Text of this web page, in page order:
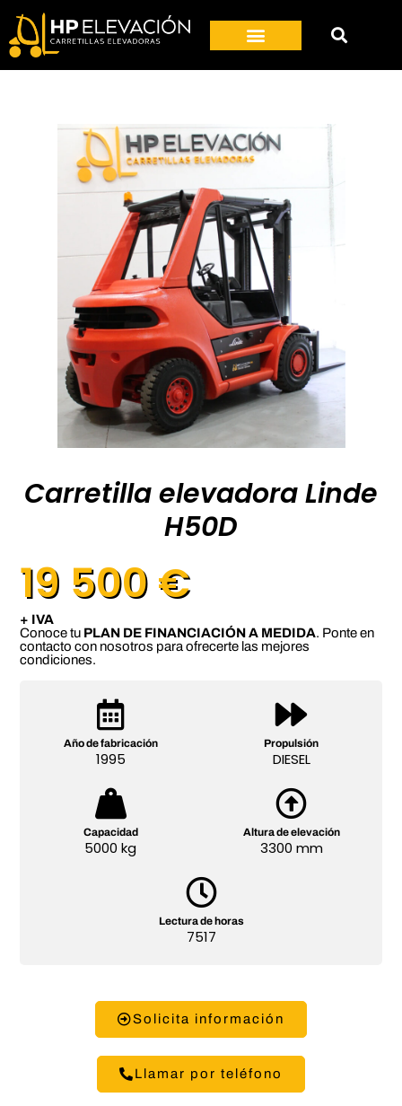
Carretilla elevadora Linde
H50D
19 500 €
+ IVA
Conoce tu PLAN DE FINANCIACIÓN A MEDIDA. Ponte en
contacto con nosotros para ofrecerte las mejores
condiciones.
Año de fabricación
1995
Propulsión
DIESEL
Capacidad
5000 kg
Altura de elevación
3300 mm
Lectura de horas
7517
Solicita información
Llamar por teléfono